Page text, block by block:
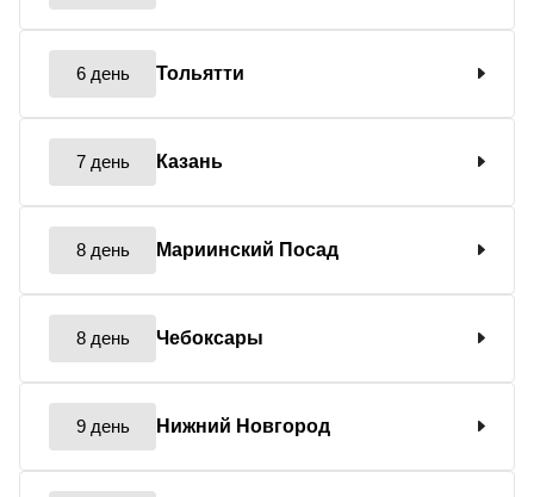
6 день Тольятти
7 день Казань
8 день Мариинский Посад
8 день Чебоксары
9 день Нижний Новгород